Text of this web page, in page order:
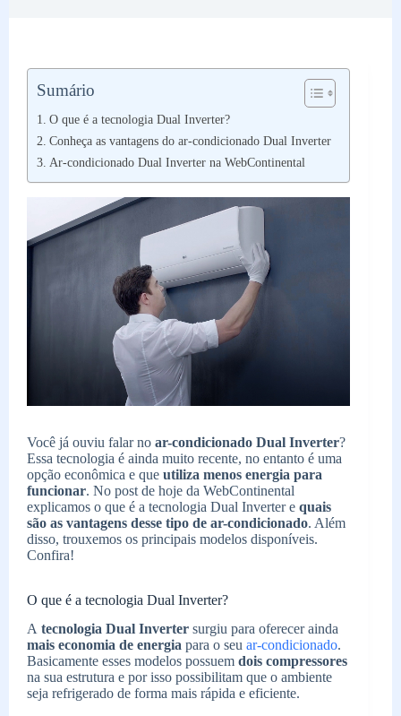
Sumário
O que é a tecnologia Dual Inverter?
Conheça as vantagens do ar-condicionado Dual Inverter
Ar-condicionado Dual Inverter na WebContinental
Você já ouviu falar no ar-condicionado Dual Inverter?
Essa tecnologia é ainda muito recente, no entanto é uma
opção econômica e que utiliza menos energia para
funcionar. No post de hoje da WebContinental
explicamos o que é a tecnologia Dual Inverter e quais
são as vantagens desse tipo de ar-condicionado. Além
disso, trouxemos os principais modelos disponíveis.
Confira!
O que é a tecnologia Dual Inverter?
A tecnologia Dual Inverter surgiu para oferecer ainda
mais economia de energia para o seu ar-condicionado.
Basicamente esses modelos possuem dois compressores
na sua estrutura e por isso possibilitam que o ambiente
seja refrigerado de forma mais rápida e eficiente.